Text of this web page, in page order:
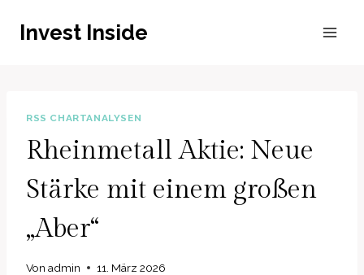
InhaltInvest Inside
RSS CHARTANALYSEN
Rheinmetall Aktie: Neue
Stärke mit einem großen
„Aber“
Von admin 11. März 2026